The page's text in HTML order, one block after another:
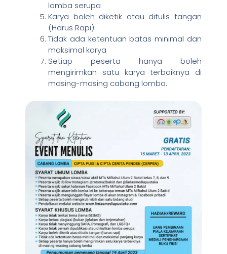
lomba serupa
Karya boleh diketik atau ditulis tangan
(Harus Rapi)
Tidak ada ketentuan batas minimal dan
maksimal karya
Setiap peserta hanya boleh
mengirimkan satu karya terbaiknya di
masing-masing cabang lomba.